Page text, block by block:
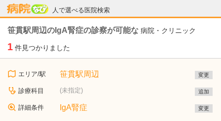
人で選べる医院検索
病院なび
笹貫駅周辺のIgA腎症の診察が可能な 病院・クリニック
1 件見つかりました
エリア/駅 笹貫駅周辺 変更
診療科目 (未指定) 追加
詳細条件 IgA腎症 変更